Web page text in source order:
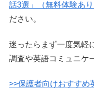
話3選」（無料体験あ
ださい。
迷ったらまず一度気軽
調査や英語コミュニケ
>>保護者向けおすすめ